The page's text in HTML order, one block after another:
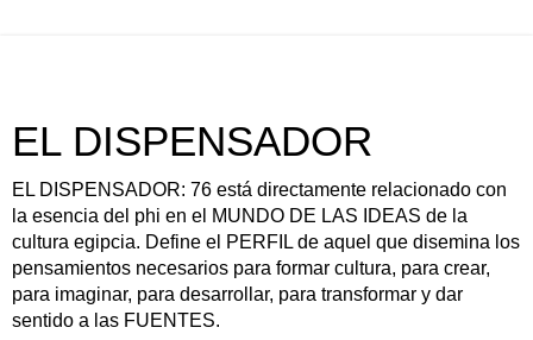
EL DISPENSADOR
EL DISPENSADOR: 76 está directamente relacionado con
la esencia del phi en el MUNDO DE LAS IDEAS de la
cultura egipcia. Define el PERFIL de aquel que disemina los
pensamientos necesarios para formar cultura, para crear,
para imaginar, para desarrollar, para transformar y dar
sentido a las FUENTES.